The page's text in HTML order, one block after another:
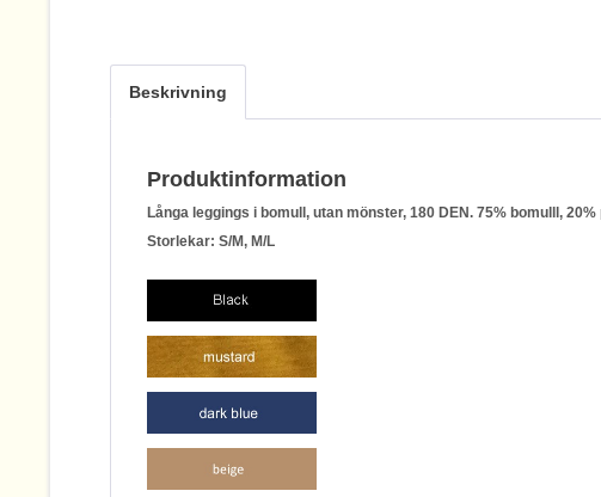
Beskrivning
Produktinformation
Långa leggings i bomull, utan mönster, 180 DEN. 75% bomulll,
Storlekar: S/M, M/L